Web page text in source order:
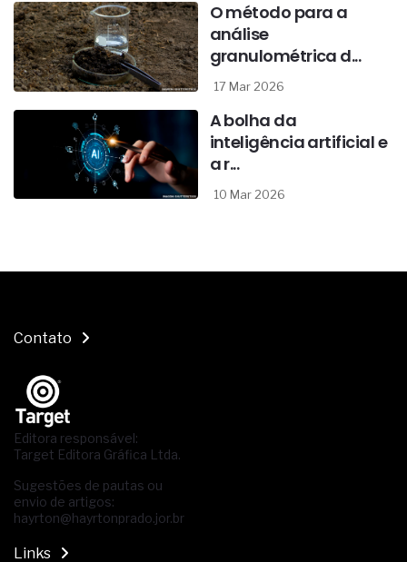
O método para a
análise
granulométrica d...
17 Mar 2026
A bolha da
inteligência artificial e
a r...
10 Mar 2026
Contato
Editora responsável:
Target Editora Gráfica Ltda.
Sugestões de pautas ou
envio de artigos:
hayrton@hayrtonprado.jor.br
Links